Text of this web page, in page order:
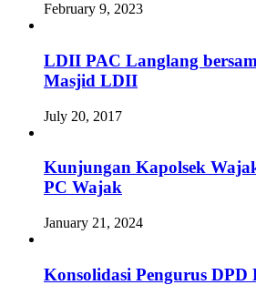
February 9, 2023
LDII PAC Langlang
Masjid LDII
July 20, 2017
Kunjungan Kapolsek
PC Wajak
January 21, 2024
Konsolidasi Pengurus